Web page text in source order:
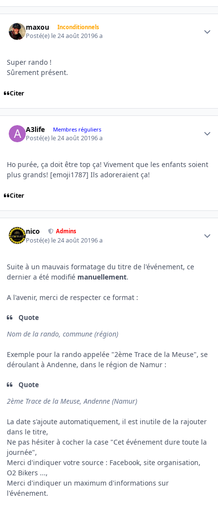
maxou Inconditionnels
Posté(e) le 24 août 20196 a
Super rando !
Sûrement présent.
Citer
A3life Membres réguliers
Posté(e) le 24 août 20196 a
Ho purée, ça doit être top ça! Vivement que les enfants soient
plus grands! [emoji1787] Ils adoreraient ça!
Citer
nico Admins
Posté(e) le 24 août 20196 a
Suite à un mauvais formatage du titre de l'événement, ce
dernier a été modifié manuellement.
A l'avenir, merci de respecter ce format :
Quote
Nom de la rando, commune (région)
Exemple pour la rando appelée "2ème Trace de la Meuse", se
déroulant à Andenne, dans le région de Namur :
Quote
2ème Trace de la Meuse, Andenne (Namur)
La date s'ajoute automatiquement, il est inutile de la rajouter
dans le titre,
Ne pas hésiter à cocher la case "Cet événement dure toute la
journée",
Merci d'indiquer votre source : Facebook, site organisation,
O2 Bikers ...,
Merci d'indiquer un maximum d'informations sur
l'événement.